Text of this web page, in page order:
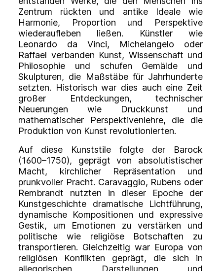
Zentrum rückten und antike Ideale wie
Harmonie, Proportion und Perspektive
wiederaufleben ließen. Künstler wie
Leonardo da Vinci, Michelangelo oder
Raffael verbanden Kunst, Wissenschaft und
Philosophie und schufen Gemälde und
Skulpturen, die Maßstäbe für Jahrhunderte
setzten. Historisch war dies auch eine Zeit
großer Entdeckungen, technischer
Neuerungen wie Druckkunst und
mathematischer Perspektivenlehre, die die
Produktion von Kunst revolutionierten.
Auf diese Kunststile folgte der Barock
(1600–1750), geprägt von absolutistischer
Macht, kirchlicher Repräsentation und
prunkvoller Pracht. Caravaggio, Rubens oder
Rembrandt nutzten in dieser Epoche der
Kunstgeschichte dramatische Lichtführung,
dynamische Kompositionen und expressive
Gestik, um Emotionen zu verstärken und
politische wie religiöse Botschaften zu
transportieren. Gleichzeitig war Europa von
religiösen Konflikten geprägt, die sich in
allegorischen Darstellungen und